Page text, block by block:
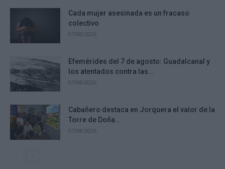
Cada mujer asesinada es un fracaso
colectivo
07/08/2026
Efemérides del 7 de agosto: Guadalcanal y
los atentados contra las...
07/08/2026
Cabañero destaca en Jorquera el valor de la
Torre de Doña...
07/08/2026